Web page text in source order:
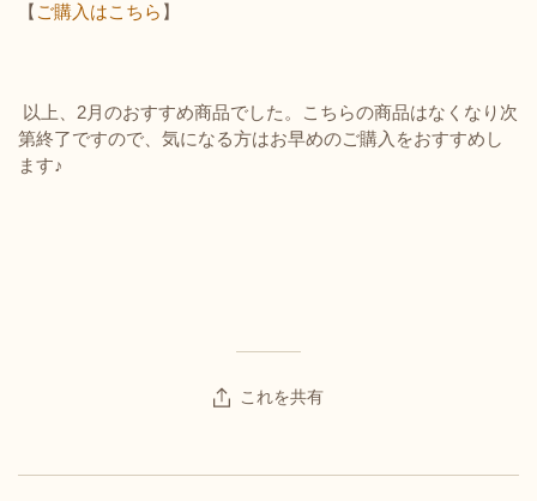
これを共有
【 ご購入はこちら 】
以上、2月のおすすめ商品でした。こちらの商品はなくなり次
第終了ですので、気になる方はお早めのご購入をおすすめし
ます♪